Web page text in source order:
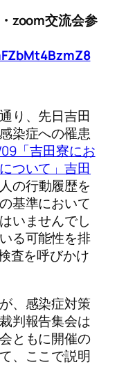
zoom交流会参
り、先日吉田
染症への罹患
「吉田寮にお
ついて」吉田
の行動履歴を
基準において
いませんでし
る可能性を排
査を呼びかけ
、感染症対策
判報告集会は
ともに開催の
、ここで説明